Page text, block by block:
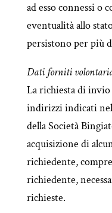
ad esso connessi o
eventualità allo
persistono per più
Dati forniti
La richiesta di
indirizzi indicati
della Società
acquisizione di
richiedente,
richiedente,
richieste.